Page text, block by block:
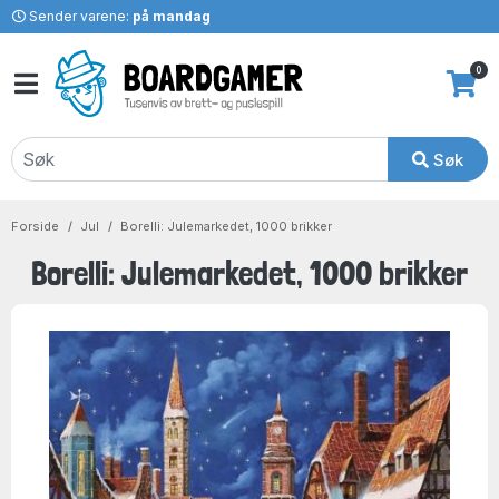
Sender varene: på mandag
Søk
0
Forside Jul Borelli: Julemarkedet, 1000 brikker
Borelli: Julemarkedet, 1000 brikker